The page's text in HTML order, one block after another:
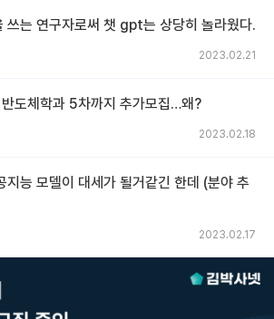
쓰는 연구자로써 챗 gpt는 상당히 놀라웠다.
2023.02.21
도체학과 5차까지 추가모집…왜?
2023.02.18
지능 모델이 대세가 될거같긴 한데 (분야 추
2023.02.17